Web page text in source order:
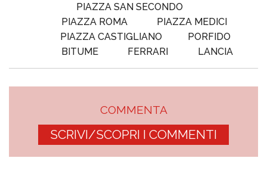
PIAZZA SAN SECONDO
PIAZZA ROMA
PIAZZA MEDICI
PIAZZA CASTIGLIANO
PORFIDO
BITUME
FERRARI LANCIA
COMMENTA
SCRIVI/SCOPRI I COMMENTI